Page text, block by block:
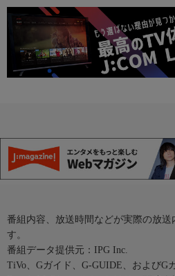
番組内容、放送時間などが実際の放
す。
番組データ提供元：IPG Inc.
TiVo、Gガイド、G-GUIDE、およびG